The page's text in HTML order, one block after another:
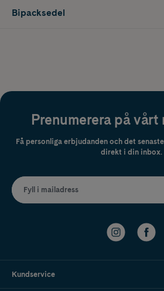
Bipacksedel
Prenumerera på vårt
Få personliga erbjudanden och det
direkt i din inbox.
Fyll i mailadress
Kundservice